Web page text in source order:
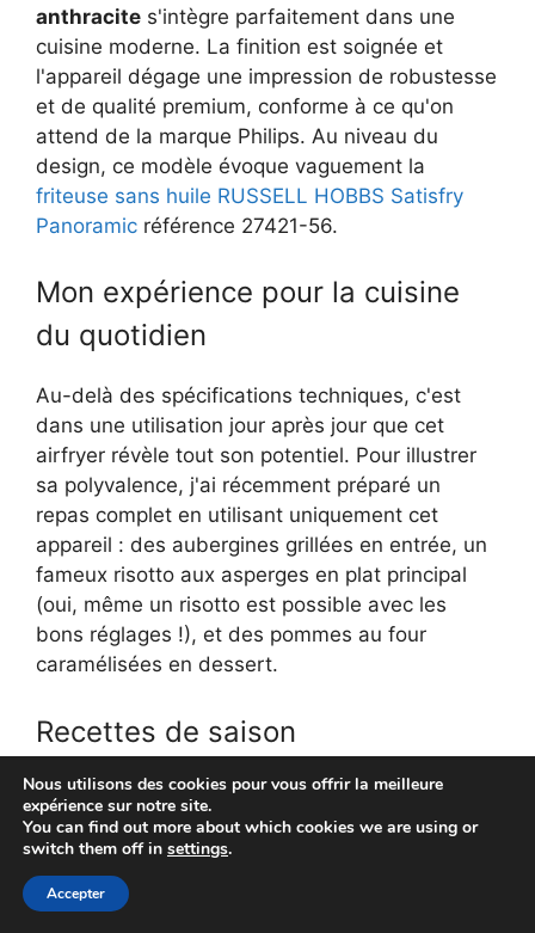
anthracite s'intègre parfaitement dans une
cuisine moderne. La finition est soignée et
l'appareil dégage une impression de robustesse
et de qualité premium, conforme à ce qu'on
attend de la marque Philips. Au niveau du
design, ce modèle évoque vaguement la
friteuse sans huile RUSSELL HOBBS Satisfry
Panoramic référence 27421-56.
Mon expérience pour la cuisine
du quotidien
Au-delà des spécifications techniques, c'est
dans une utilisation jour après jour que cet
airfryer révèle tout son potentiel. Pour illustrer
sa polyvalence, j'ai récemment préparé un
repas complet en utilisant uniquement cet
appareil : des aubergines grillées en entrée, un
fameux risotto aux asperges en plat principal
(oui, même un risotto est possible avec les
bons réglages !), et des pommes au four
caramélisées en dessert.
Recettes de saison
recommandées
Maintenant que le printemps est là, je ne peux
que vous suggérer d'essayer quelques recettes
saisonnières dans votre air fryer Philips. Les
Nous utilisons des cookies pour vous offrir la meilleure
expérience sur notre site.
You can find out more about which cookies we are using or
switch them off in settings.
Accepter